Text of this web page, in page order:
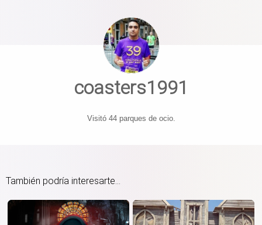
coasters1991
Visitó 44 parques de ocio.
También podría interesarte...